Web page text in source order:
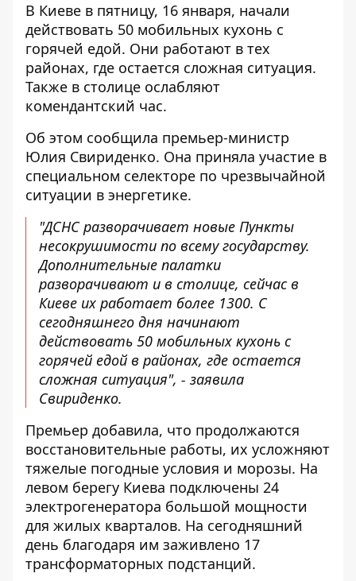
В Киеве в пятницу, 16 января, начали
действовать 50 мобильных кухонь с
горячей едой. Они работают в тех
районах, где остается сложная ситуация.
Также в столице ослабляют
комендантский час.
Об этом сообщила премьер-министр
Юлия Свириденко. Она приняла участие в
специальном селекторе по чрезвычайной
ситуации в энергетике.
"ДСНС разворачивает новые Пункты
несокрушимости по всему государству.
Дополнительные палатки
разворачивают и в столице, сейчас в
Киеве их работает более 1300. С
сегодняшнего дня начинают
действовать 50 мобильных кухонь с
горячей едой в районах, где остается
сложная ситуация", - заявила
Свириденко.
Премьер добавила, что продолжаются
восстановительные работы, их усложняют
тяжелые погодные условия и морозы. На
левом берегу Киева подключены 24
электрогенератора большой мощности
для жилых кварталов. На сегодняшний
день благодаря им заживлено 17
трансформаторных подстанций.